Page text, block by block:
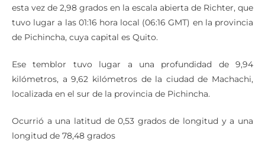
esta vez de 2,98 grados en la escala abierta de Richter, que
tuvo lugar a las 01:16 hora local (06:16 GMT) en la provincia
de Pichincha, cuya capital es Quito.
Ese temblor tuvo lugar a una profundidad de 9,94
kilómetros, a 9,62 kilómetros de la ciudad de Machachi,
localizada en el sur de la provincia de Pichincha.
Ocurrió a una latitud de 0,53 grados de longitud y a una
longitud de 78,48 grados